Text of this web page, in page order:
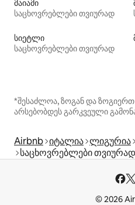
მაიამი
საცხოვრებლები თვიურად
სიეტლი
საცხოვრებლები თვიურად
*შესაძლოა, ზოგან და
არსებობდეს გარკვეული
Airbnb იტალია ლიგურია
საცხოვრებლები თვიურად
© 2026